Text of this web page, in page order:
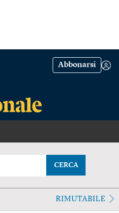
Abbonarsi
CERCA
RIMUTABILE